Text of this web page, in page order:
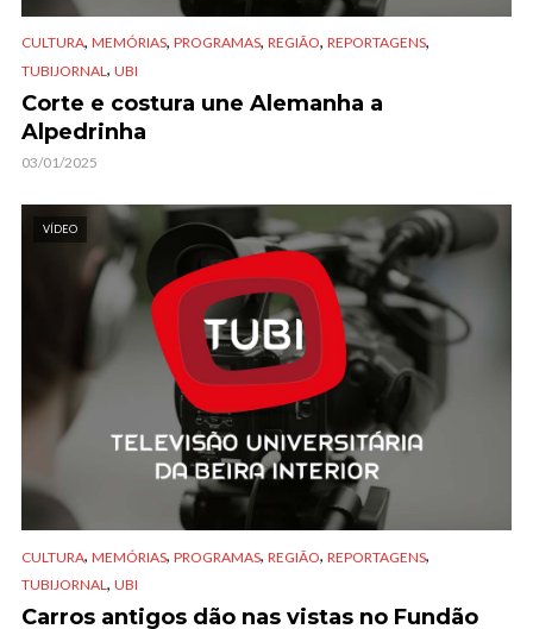
CULTURA, MEMÓRIAS, PROGRAMAS, REGIÃO, REPORTAGENS,
TUBIJORNAL , UBI
Corte e costura une Alemanha a
Alpedrinha
03/01/2025
VÍDEO
CULTURA, MEMÓRIAS, PROGRAMAS, REGIÃO, REPORTAGENS,
TUBIJORNAL, UBI
Carros antigos dão nas vistas no Fundão